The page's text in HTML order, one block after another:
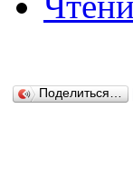
Поделиться…